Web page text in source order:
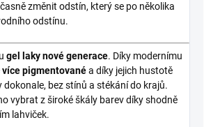
změnit odstín, který se po několika
odstínu.
gel lakynové generace. Díky modernímu
více pigmentovanéa díky jejich hustotě
bez stínů a stékání do krajů.
vybrat z široké škály barev díky shodně
lahviček.